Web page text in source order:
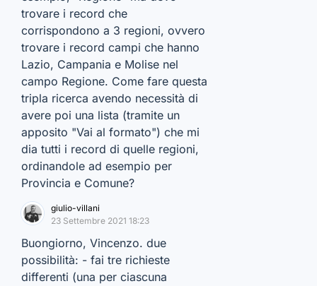
trovare i record che
corrispondono a 3 regioni, ovvero
trovare i record campi che hanno
Lazio, Campania e Molise nel
campo Regione. Come fare questa
tripla ricerca avendo necessità di
avere poi una lista (tramite un
apposito "Vai al formato") che mi
dia tutti i record di quelle regioni,
ordinandole ad esempio per
Provincia e Comune?
giulio-villani
23 Settembre 2021 18:23
Buongiorno, Vincenzo. due
possibilità: - fai tre richieste
differenti (una per ciascuna